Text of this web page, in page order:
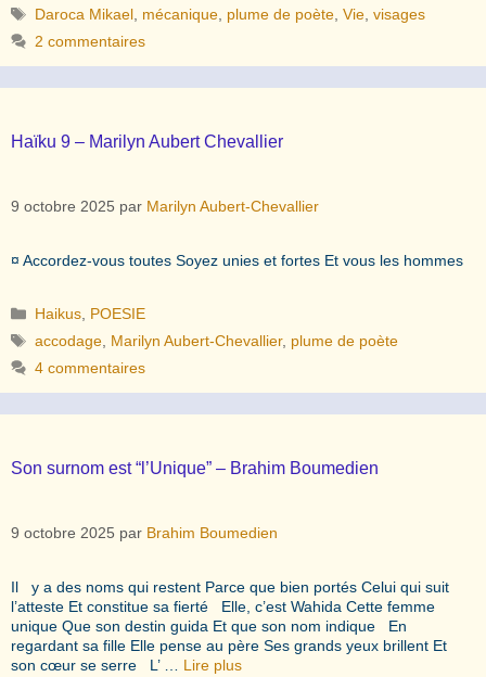
Étiquettes
Daroca Mikael mécanique plume de poète ,Vie ,visages
2 commentaires
Haïku 9 – Marilyn Aubert Chevallier
9 octobre 2025 par Marilyn Aubert-Chevallier
¤ Accordez-vous toutes Soyez unies et fortes Et vous les hommes
Catégories
Haikus POESIE
Étiquettes
accodage Marilyn Aubert-Chevallier, plume de poète
4 commentaires
Son surnom est “l’Unique” – Brahim Boumedien
9 octobre 2025 par Brahim Boumedien
Il y a des noms qui restent Parce que bien portés Celui qui suit
l’atteste Et constitue sa fierté Elle, c’est Wahida Cette femme
unique Que son destin guida Et que son nom indique En
regardant sa fille Elle pense au père Ses grands yeux brillent Et
son cœur se serre L’ … Lire plus